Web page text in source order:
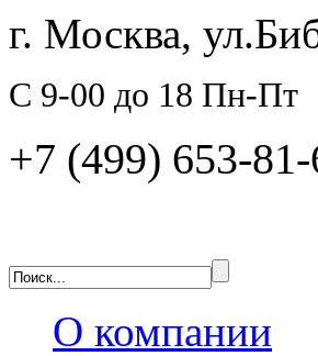
г. Москва,
C 9-00 до 18 Пн-Пт
+7 (499) 653-
О компании